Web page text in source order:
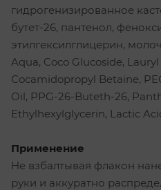
гидрогенизированное
бутет-26, пантенол,
этилгексилглицерин,
Aqua, Coco Glucoside,
Сocamidopropyl Betaine,
Oil, PPG-26-Buteth-26,
Ethylhexylglycerin, Lactic
Применение
Не взбалтывая флакон
руки и аккуратно